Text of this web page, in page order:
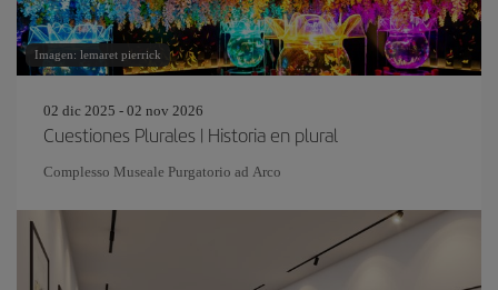
Imagen: lemaret pierrick
02 dic 2025 - 02 nov 2026
Cuestiones Plurales | Historia en plural
Complesso Museale Purgatorio ad Arco